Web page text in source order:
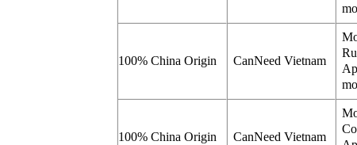
100% China Origin CanNeed Vietnam
100% China Origin CanNeed Vietnam